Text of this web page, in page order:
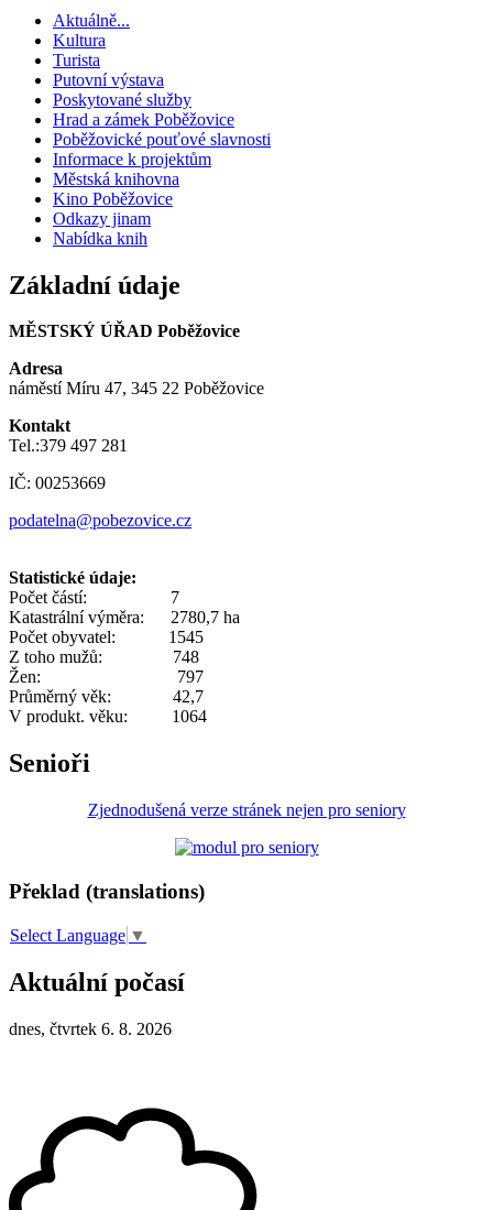
Aktuálně...
Kultura
Turista
Putovní výstava
Poskytované služby
Hrad a zámek Poběžovice
Poběžovické pouťové slavnosti
Informace k projektům
Městská knihovna
Kino Poběžovice
Odkazy jinam
Nabídka knih
Základní údaje
MĚSTSKÝ ÚŘAD Poběžovice
Adresa
náměstí Míru 47, 345 22 Poběžovice
Kontakt
Tel.:379 497 281
IČ: 00253669
podatelna@pobezovice.cz
Statistické údaje:
Počet částí: 7
Katastrální výměra: 2780,7 ha
Počet obyvatel: 1545
Z toho mužů: 748
Žen: 797
Průměrný věk: 42,7
V produkt. věku: 1064
Senioři
Zjednodušená verze stránek nejen pro seniory
Překlad (translations)
Select Language ▼
Aktuální počasí
dnes, čtvrtek 6. 8. 2026